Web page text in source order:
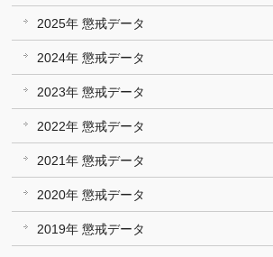
2025年 懲戒データ
2024年 懲戒データ
2023年 懲戒データ
2022年 懲戒データ
2021年 懲戒データ
2020年 懲戒データ
2019年 懲戒データ